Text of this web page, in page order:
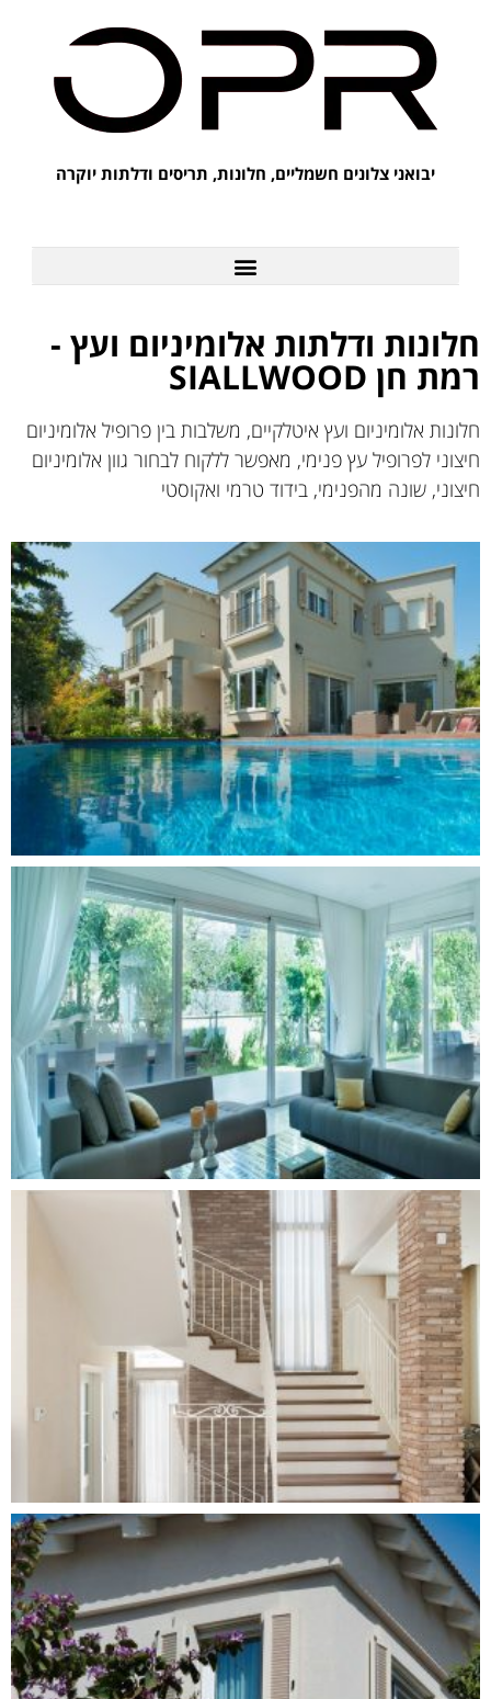
יבואני צלונים חשמליים, חלונות, תריסים ודלתות יוקרה
חלונות ודלתות אלומיניום ועץ -
רמת חן SIALLWOOD
חלונות אלומיניום ועץ איטלקיים, משלבות בין פרופיל אלומיניום
חיצוני לפרופיל עץ פנימי, מאפשר ללקוח לבחור גוון אלומיניום
חיצוני, שונה מהפנימי, בידוד טרמי ואקוסטי